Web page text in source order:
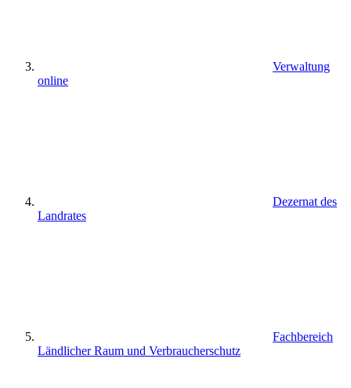
Verwaltung
online
Dezernat des
Landrates
Fachbereich
Ländlicher Raum und Verbraucherschutz